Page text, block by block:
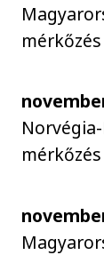
mérkőzés
mérkőzés